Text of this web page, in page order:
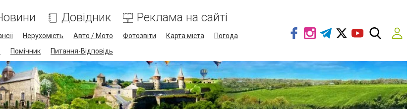
Довідник Реклама на сайті
Нерухомість Авто / Мото Фотозвіти Карта міста
Погода
Помічник Питання-Відповідь